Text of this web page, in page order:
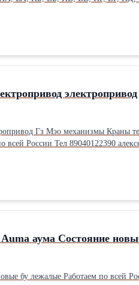
тел 89040122390 алексей
электропривод
Гз Мэо механизмы Краны
HAWLE JAFAR Куплю Электропривод Auma аума Состояние новые бу лежалые Работаем по всей России Тел
аума Состояние
по всей России Тел 89040122390 алексей